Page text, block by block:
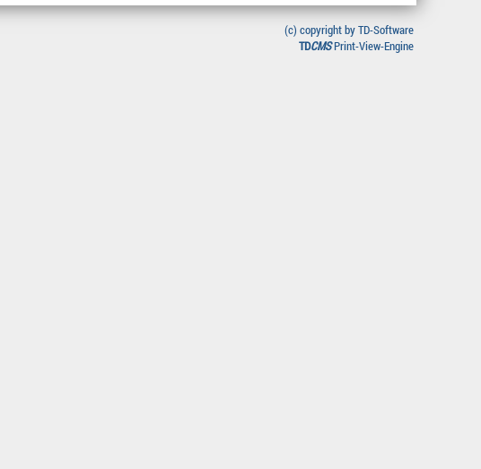
(c) copyright by TD-Software
TDCMSPrint-View-Engine